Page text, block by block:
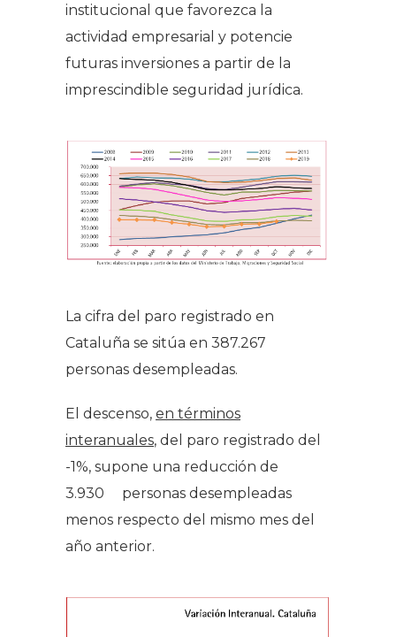
institucional que favorezca la
actividad empresarial y potencie
futuras inversiones a partir de la
imprescindible seguridad jurídica.
La cifra del paro registrado en
Cataluña se sitúa en 387.267
personas desempleadas.
El descenso, en términos
interanuales, del paro registrado del
-1%, supone una reducción de
3.930 personas desempleadas
menos respecto del mismo mes del
año anterior.